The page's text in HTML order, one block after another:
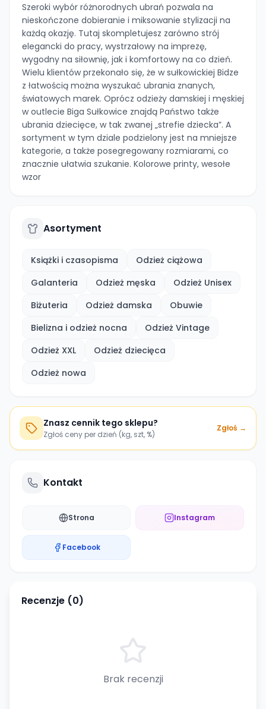
Szeroki wybór różnorodnych ubrań pozwala na
nieskończone dobieranie i miksowanie stylizacji na
każdą okazję. Tutaj skompletujesz zarówno strój
elegancki do pracy, wystrzałowy na imprezę,
wygodny na siłownię, jak i komfortowy na co dzień.
Wielu klientów przekonało się, że w sułkowickiej Bidze
z łatwością można wyszukać ubrania znanych,
światowych marek. Oprócz odzieży damskiej i męskiej
w outlecie Biga Sułkowice znajdą Państwo także
ubrania dziecięce, w tak zwanej „strefie dziecka”. A
sortyment w tym dziale podzielony jest na mniejsze
kategorie, a także posegregowany rozmiarami, co
znacznie ułatwia szukanie. Kolorowe printy, wesołe
wzor
Asortyment
Książki i czasopisma
Odzież ciążowa
Galanteria
Odzież męska
Odzież Unisex
Biżuteria
Odzież damska
Obuwie
Bielizna i odzież nocna
Odzież Vintage
Odzież XXL
Odzież dziecięca
Odzież nowa
Znasz cennik tego sklepu?
Zgłoś ceny per dzień (kg, szt, %)
Zgłoś →
Kontakt
Strona Instagram
Facebook
Recenzje (0)
Brak recenzji